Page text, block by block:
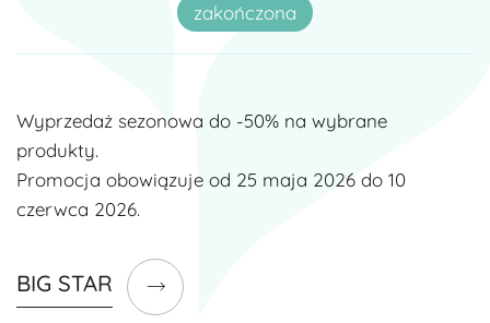
zakończona
Wyprzedaż sezonowa do -50% na wybrane
produkty.
Promocja obowiązuje od 25 maja 2026 do 10
czerwca 2026.
BIG STAR